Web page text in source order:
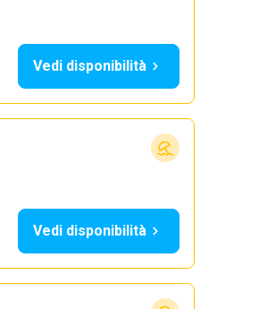
Vedi disponibilità
Vedi disponibilità